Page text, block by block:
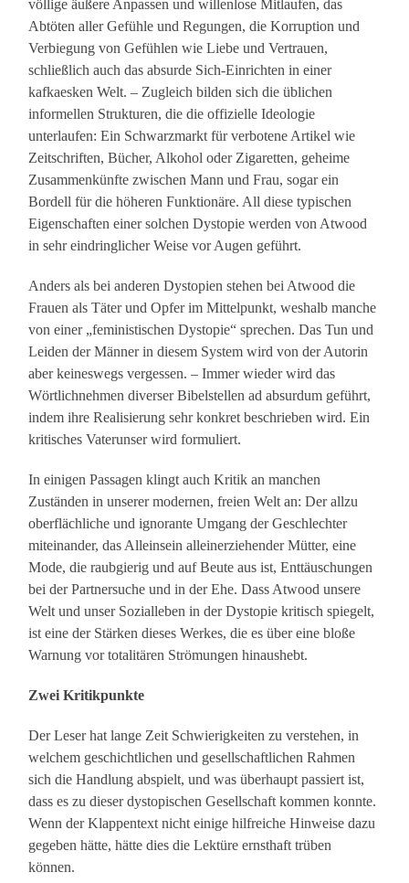
völlige äußere Anpassen und willenlose Mitlaufen, das
Abtöten aller Gefühle und Regungen, die Korruption und
Verbiegung von Gefühlen wie Liebe und Vertrauen,
schließlich auch das absurde Sich-Einrichten in einer
kafkaesken Welt. – Zugleich bilden sich die üblichen
informellen Strukturen, die die offizielle Ideologie
unterlaufen: Ein Schwarzmarkt für verbotene Artikel wie
Zeitschriften, Bücher, Alkohol oder Zigaretten, geheime
Zusammenkünfte zwischen Mann und Frau, sogar ein
Bordell für die höheren Funktionäre. All diese typischen
Eigenschaften einer solchen Dystopie werden von Atwood
in sehr eindringlicher Weise vor Augen geführt.
Anders als bei anderen Dystopien stehen bei Atwood die
Frauen als Täter und Opfer im Mittelpunkt, weshalb manche
von einer „feministischen Dystopie“ sprechen. Das Tun und
Leiden der Männer in diesem System wird von der Autorin
aber keineswegs vergessen. – Immer wieder wird das
Wörtlichnehmen diverser Bibelstellen ad absurdum geführt,
indem ihre Realisierung sehr konkret beschrieben wird. Ein
kritisches Vaterunser wird formuliert.
In einigen Passagen klingt auch Kritik an manchen
Zuständen in unserer modernen, freien Welt an: Der allzu
oberflächliche und ignorante Umgang der Geschlechter
miteinander, das Alleinsein alleinerziehender Mütter, eine
Mode, die raubgierig und auf Beute aus ist, Enttäuschungen
bei der Partnersuche und in der Ehe. Dass Atwood unsere
Welt und unser Sozialleben in der Dystopie kritisch spiegelt,
ist eine der Stärken dieses Werkes, die es über eine bloße
Warnung vor totalitären Strömungen hinaushebt.
Zwei Kritikpunkte
Der Leser hat lange Zeit Schwierigkeiten zu verstehen, in
welchem geschichtlichen und gesellschaftlichen Rahmen
sich die Handlung abspielt, und was überhaupt passiert ist,
dass es zu dieser dystopischen Gesellschaft kommen konnte.
Wenn der Klappentext nicht einige hilfreiche Hinweise dazu
gegeben hätte, hätte dies die Lektüre ernsthaft trüben
können.